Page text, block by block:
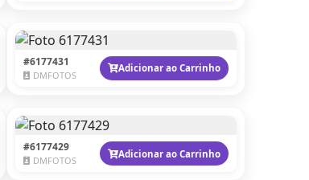
#6177431
DMFOTOS
Adicionar ao Carrinho
#6177429
DMFOTOS
Adicionar ao Carrinho